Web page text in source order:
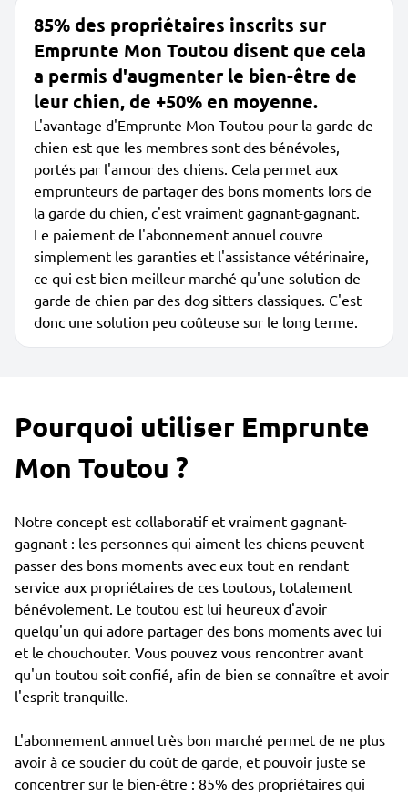
85% des propriétaires inscrits sur
Emprunte Mon Toutou disent que cela
a permis d'augmenter le bien-être de
leur chien, de +50% en moyenne.
L'avantage d'Emprunte Mon Toutou pour la garde de
chien est que les membres sont des bénévoles,
portés par l'amour des chiens. Cela permet aux
emprunteurs de partager des bons moments lors de
la garde du chien, c'est vraiment gagnant-gagnant.
Le paiement de l'abonnement annuel couvre
simplement les garanties et l'assistance vétérinaire,
ce qui est bien meilleur marché qu'une solution de
garde de chien par des dog sitters classiques. C'est
donc une solution peu coûteuse sur le long terme.
Pourquoi utiliser Emprunte
Mon Toutou ?
Notre concept est collaboratif et vraiment gagnant-
gagnant : les personnes qui aiment les chiens peuvent
passer des bons moments avec eux tout en rendant
service aux propriétaires de ces toutous, totalement
bénévolement. Le toutou est lui heureux d'avoir
quelqu'un qui adore partager des bons moments avec lui
et le chouchouter. Vous pouvez vous rencontrer avant
qu'un toutou soit confié, afin de bien se connaître et avoir
l'esprit tranquille.
L'abonnement annuel très bon marché permet de ne plus
avoir à ce soucier du coût de garde, et pouvoir juste se
concentrer sur le bien-être : 85% des propriétaires qui